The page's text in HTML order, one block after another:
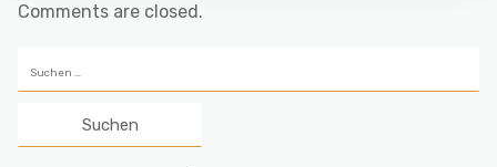
Comments are closed.
nach: